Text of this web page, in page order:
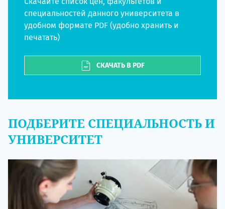
специальностей данного университета в
удобном формате PDF (удобно хранить и
печатать)
СКАЧАТЬ В PDF
ПОДБЕРИТЕ СПЕЦИАЛЬНОСТЬ И
УНИВЕРСИТЕТ